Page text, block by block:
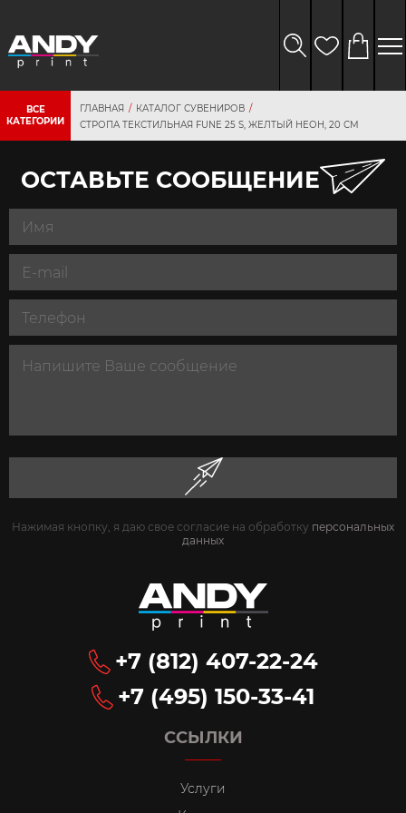
ВСЕ
КАТЕГОРИИ
ГЛАВНАЯ
КАТАЛОГ СУВЕНИРОВ
СТРОПА ТЕКСТИЛЬНАЯ FUNE 25 S, ЖЕЛТЫЙ НЕОН, 20 СМ
ОСТАВЬТЕ СООБЩЕНИЕ
Нажимая кнопку, я даю свое согласие на обработку персональных
данных
ССЫЛКИ
Услуги
+7 (812) 407-22-24
+7 (495) 150-33-41
данных